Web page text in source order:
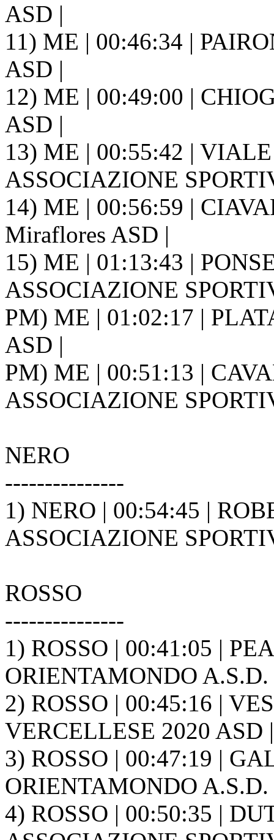
ASD |
11) ME | 00:46:34 |
ASD |
12) ME | 00:49:00 |
ASD |
13) ME | 00:55:42 |
ASSOCIAZIONE
14) ME | 00:56:59 |
Miraflores ASD |
15) ME | 01:13:43 |
ASSOCIAZIONE
PM) ME | 01:02:17 |
ASD |
PM) ME | 00:51:13 |
ASSOCIAZIONE
NERO
---------------
1) NERO | 00:54:45 |
ASSOCIAZIONE
ROSSO
---------------
1) ROSSO | 00:41:05 |
ORIENTAMONDO A.S.D.
2) ROSSO | 00:45:16 |
VERCELLESE 2020 ASD |
3) ROSSO | 00:47:19 |
ORIENTAMONDO A.S.D.
4) ROSSO | 00:50:35 |